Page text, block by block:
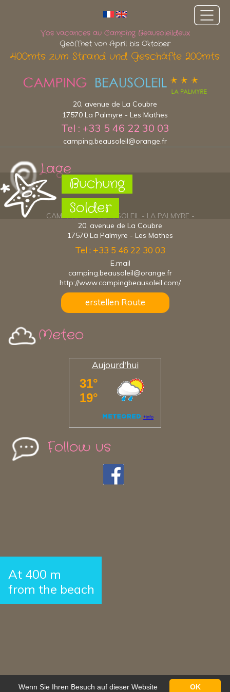
Buchung
Solder
Vos vacances au Camping Beausoleildeux
Geöffnet von April bis Oktober
400mts zum Strand und Geschäfte 200mts
20, avenue de La Coubre
17570 La Palmyre - Les Mathes
Tel : +33 5 46 22 30 03
camping.beausoleil@orange.fr
Lage
CAMPING * * * BEAUSOLEIL - LA PALMYRE -
20, avenue de La Coubre
17570 La Palmyre - Les Mathes
Tel : +33 5 46 22 30 03
E.mail
camping.beausoleil@orange.fr
http://www.campingbeausoleil.com/
erstellen Route
Meteo
Aujourd'hui
Follow us
At 400 m
from the beach
OK
Wenn Sie Ihren Besuch auf dieser Website